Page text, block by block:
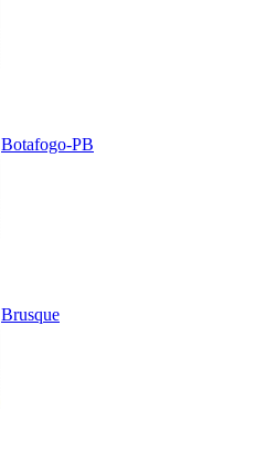
Botafogo-PB
Brusque